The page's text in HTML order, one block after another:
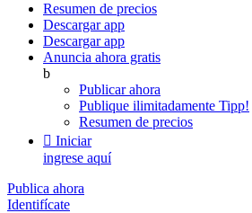
Resumen de precios
Descargar app
Descargar app
Anuncia ahora gratis
b
Publicar ahora
Publique ilimitadamente Tipp!
Resumen de precios
 Iniciar
ingrese aquí
Publica ahora
Identifícate